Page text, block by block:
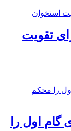
تقویت
گام اول را